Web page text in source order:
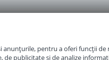
pentru a oferi funcții de
de publicitate și de analize